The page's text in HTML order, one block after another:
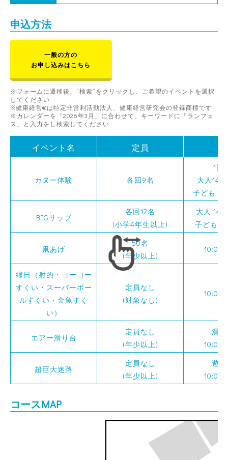
申込方法
一般の方の
お申し込みはこちら
※フォームに遷移後、”検索”をクリックし、ご希望のイベントを選択
してください
※健康経営®は特定非営利活動法人、健康経営研究会の登録商標です
※カレンダーを「2026年3月」に合わせて、キーワードに「ランフェ
ス」と入力をし検索してください
イベント名 定員
カヌー体験 各回9名
1回
大人
子ども
BIGサップ
各回12名
(小学4年生以上)
大人
子ども
凧あげ
50名
(年少以上)
10:00
縁日（射的・ヨーヨー
すくい・スーパーボー
ルすくい・金魚すく
い）
定員なし
(対象なし)
10:00
エアー滑り台
定員なし
(年少以上)
滑
10:00
超巨大迷路
定員なし
(年少以上)
遊
10:00
コースMAP